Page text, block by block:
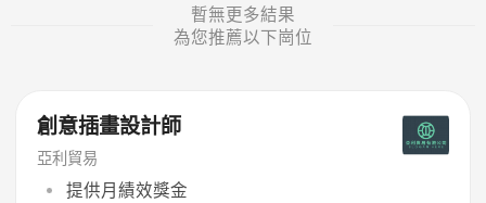
暫無更多結果
為您推薦以下崗位
創意插畫設計師
亞利貿易
提供月績效獎金